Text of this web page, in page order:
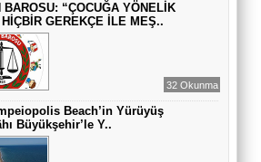
BAROSU: “ÇOCUĞA YÖNELİK
GEREKÇE İLE MEŞ..
32 Okunma
Beach’in Yürüyüş
Büyükşehir’le Y..